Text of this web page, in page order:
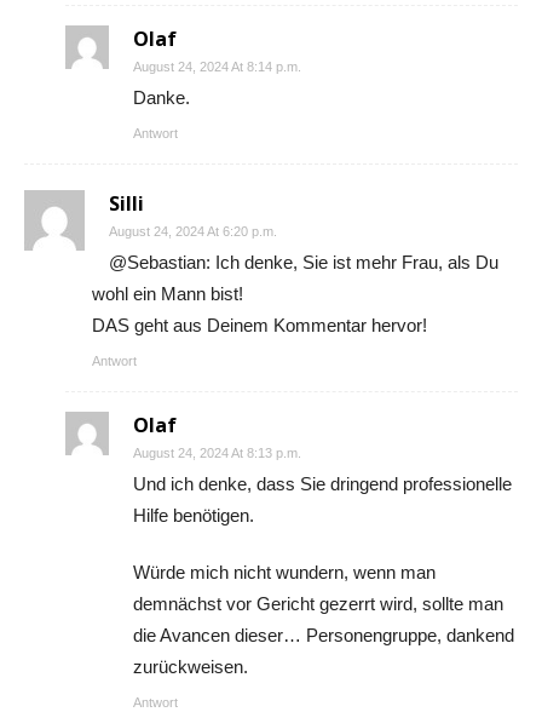
Olaf
August 24, 2024 At 8:14 p.m.
Danke.
Antwort
Silli
August 24, 2024 At 6:20 p.m.
@Sebastian: Ich denke, Sie ist mehr Frau, als Du
wohl ein Mann bist!
DAS geht aus Deinem Kommentar hervor!
Antwort
Olaf
August 24, 2024 At 8:13 p.m.
Und ich denke, dass Sie dringend professionelle
Hilfe benötigen.
Würde mich nicht wundern, wenn man
demnächst vor Gericht gezerrt wird, sollte man
die Avancen dieser… Personengruppe, dankend
zurückweisen.
Antwort